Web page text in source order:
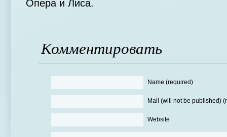
Опера и Лиса.
Комментировать
Name (required)
Mail (will not be published)
Website